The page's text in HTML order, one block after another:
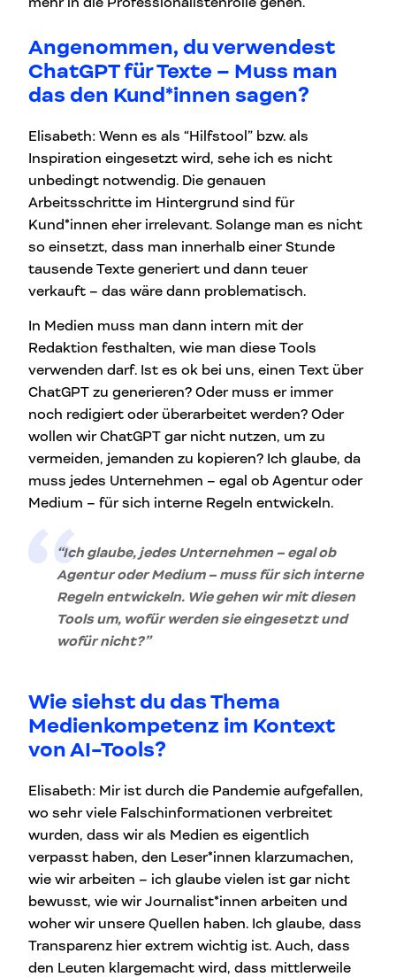
Angenommen, du verwendest
ChatGPT für Texte – Muss man
das den Kund*innen sagen?
Elisabeth: Wenn es als “Hilfstool” bzw. als
Inspiration eingesetzt wird, sehe ich es nicht
unbedingt notwendig. Die genauen
Arbeitsschritte im Hintergrund sind für
Kund*innen eher irrelevant. Solange man es nicht
so einsetzt, dass man innerhalb einer Stunde
tausende Texte generiert und dann teuer
verkauft – das wäre dann problematisch.
In Medien muss man dann intern mit der
Redaktion festhalten, wie man diese Tools
verwenden darf. Ist es ok bei uns, einen Text über
ChatGPT zu generieren? Oder muss er immer
noch redigiert oder überarbeitet werden? Oder
wollen wir ChatGPT gar nicht nutzen, um zu
vermeiden, jemanden zu kopieren? Ich glaube, da
muss jedes Unternehmen – egal ob Agentur oder
Medium – für sich interne Regeln entwickeln.
“Ich glaube, jedes Unternehmen – egal ob
Agentur oder Medium – muss für sich interne
Regeln entwickeln. Wie gehen wir mit diesen
Tools um, wofür werden sie eingesetzt und
wofür nicht?”
Wie siehst du das Thema
Medienkompetenz im Kontext
von AI-Tools?
Elisabeth: Mir ist durch die Pandemie aufgefallen,
wo sehr viele Falschinformationen verbreitet
wurden, dass wir als Medien es eigentlich
verpasst haben, den Leser*innen klarzumachen,
wie wir arbeiten – ich glaube vielen ist gar nicht
bewusst, wie wir Journalist*innen arbeiten und
woher wir unsere Quellen haben. Ich glaube, dass
Transparenz hier extrem wichtig ist. Auch, dass
den Leuten klargemacht wird, dass mittlerweile